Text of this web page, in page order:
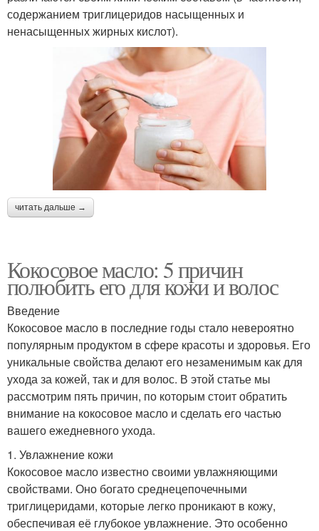
содержанием триглицеридов насыщенных и
ненасыщенных жирных кислот).
читать дальше →
Кокосовое масло: 5 причин
полюбить его для кожи и волос
Введение
Кокосовое масло в последние годы стало невероятно
популярным продуктом в сфере красоты и здоровья. Его
уникальные свойства делают его незаменимым как для
ухода за кожей, так и для волос. В этой статье мы
рассмотрим пять причин, по которым стоит обратить
внимание на кокосовое масло и сделать его частью
вашего ежедневного ухода.
1. Увлажнение кожи
Кокосовое масло известно своими увлажняющими
свойствами. Оно богато среднецепочечными
триглицеридами, которые легко проникают в кожу,
обеспечивая её глубокое увлажнение. Это особенно